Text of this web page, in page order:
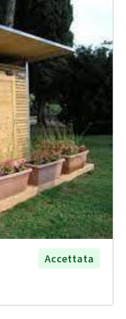
Accettata